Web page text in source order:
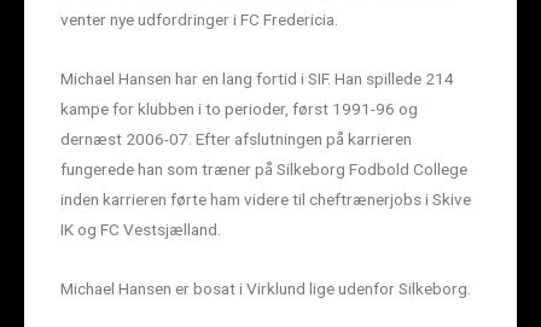
venter nye udfordringer i FC Fredericia.
Michael Hansen har en lang fortid i SIF. Han spillede 214
kampe for klubben i to perioder, først 1991-96 og
dernæst 2006-07. Efter afslutningen på karrieren
fungerede han som træner på Silkeborg Fodbold College
inden karrieren førte ham videre til cheftrænerjobs i Skive
IK og FC Vestsjælland.
Michael Hansen er bosat i Virklund lige udenfor Silkeborg.